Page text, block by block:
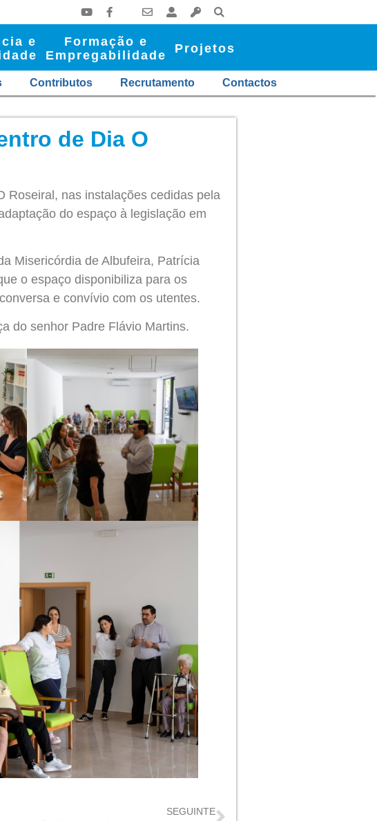
e
Formação e
Empregabilidade
Projetos
Contributos Recrutamento Contactos
de Dia O
Roseiral, nas instalações cedidas pela
do espaço à legislação em
Misericórdia de Albufeira, Patrícia
o espaço disponibiliza para os
conversa e convívio com os utentes.
do senhor Padre Flávio Martins.
SEGUINTE